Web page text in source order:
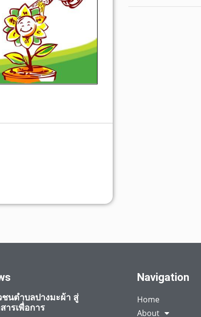
ชนตำบลปางมะผ้า สู่
ารเพื่อการ
Navigation
Home
About